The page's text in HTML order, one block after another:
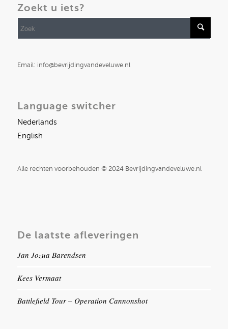
Zoekt u iets?
Email: info@bevrijdingvandeveluwe.nl
Language switcher
Nederlands
English
Alle rechten voorbehouden © 2024 Bevrijdingvandeveluwe.nl
De laatste afleveringen
Jan Jozua Barendsen
Kees Vermaat
Battlefield Tour – Operation Cannonshot